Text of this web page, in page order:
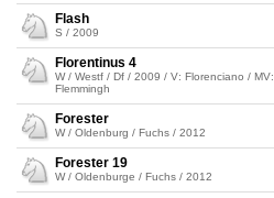
Flash
S / 2009
Florentinus 4
W / Westf / Df / 2009 / V: Florenciano / MV:
Flemmingh
Forester
W / Oldenburg / Fuchs / 2012
Forester 19
W / Oldenburge / Fuchs / 2012